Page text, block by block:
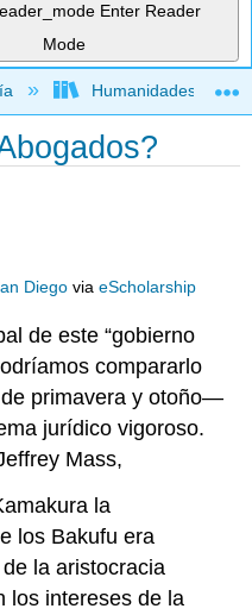
Enter Reader
Mode
global
Humanidades
Diego viaeScholarship
de este “gobierno
compararlo
primavera y otoño—
jurídico vigoroso.
Mass,
la
los Bakufu era
la aristocracia
los intereses de la